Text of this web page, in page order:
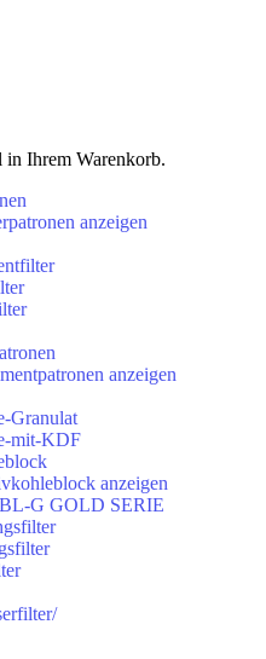
in Ihrem Warenkorb.
anzeigen
anzeigen
Granulat
mit-KDF
anzeigen
G GOLD SERIE